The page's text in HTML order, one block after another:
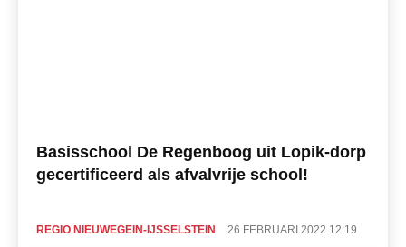
Basisschool De Regenboog uit Lopik-dorp
gecertificeerd als afvalvrije school!
REGIO NIEUWEGEIN-IJSSELSTEIN 26 FEBRUARI 2022 12:19